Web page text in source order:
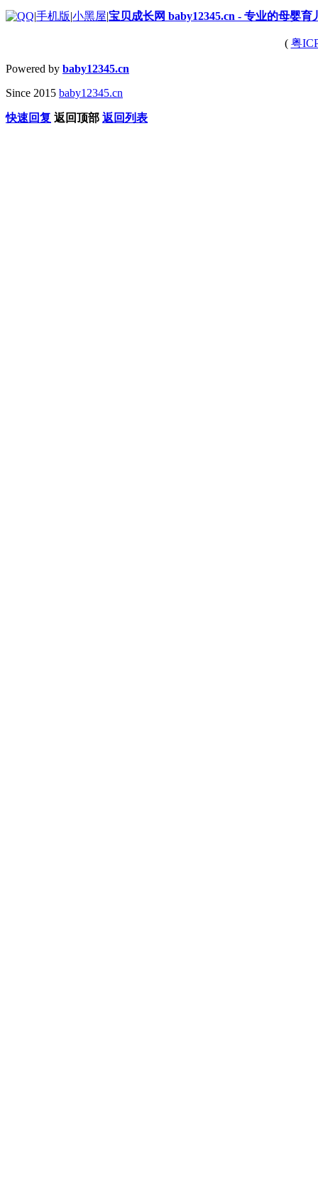
|手机版|小黑屋|宝贝成长网 baby12345.cn - 专业的母婴育
( 粤
Powered by baby12345.cn
Since 2015 baby12345.cn
快速回复 返回顶部 返回列表